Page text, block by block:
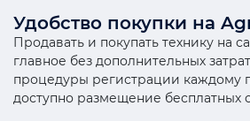
Удобство покупки на
Продавать и покупать технику на
главное без дополнительных
процедуры регистрации каждому
доступно размещение бесплатных